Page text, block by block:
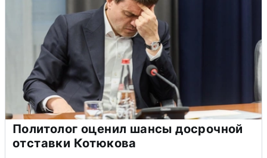
Политолог оценил шансы досрочной
отставки Котюкова